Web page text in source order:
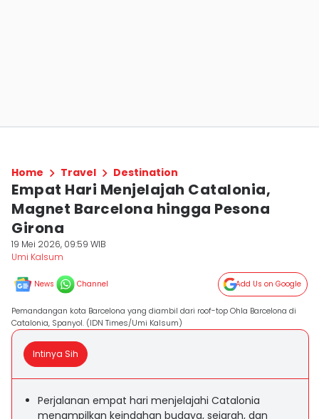
Home Travel Destination
Empat Hari Menjelajah Catalonia,
Magnet Barcelona hingga Pesona
Girona
19 Mei 2026, 09:59 WIB
Umi Kalsum
News Channel Add Us on Google
Pemandangan kota Barcelona yang diambil dari roof-top Ohla Barcelona di
Catalonia, Spanyol. (IDN Times/Umi Kalsum)
Intinya Sih
Perjalanan empat hari menjelajahi Catalonia
menampilkan keindahan budaya, sejarah, dan